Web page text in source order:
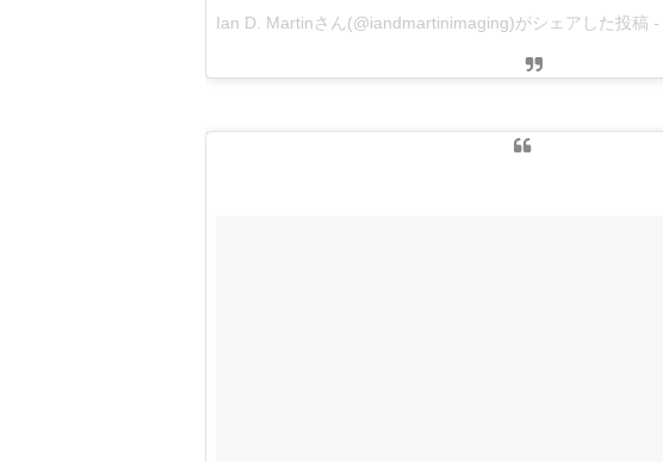
Ian D. Martinさん(@iandmartinimaging)がシェアした投稿 -